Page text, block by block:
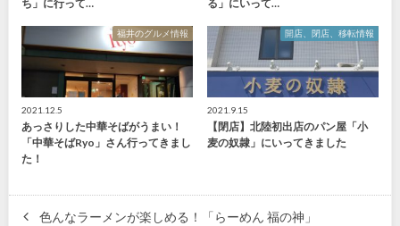
ち」に行って…
る」にいって…
福井のグルメ情報
2021.12.5
あっさりした中華そばがうまい！
「中華そばRyo」さん行ってきまし
た！
開店、閉店、移転情報
2021.9.15
【閉店】北陸初出店のパン屋「小
麦の奴隷」にいってきました
色んなラーメンが楽しめる！「らーめん 福の神」